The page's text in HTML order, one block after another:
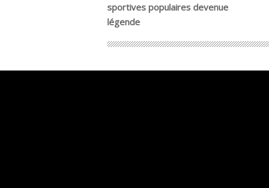
sportives populaires devenue
légende